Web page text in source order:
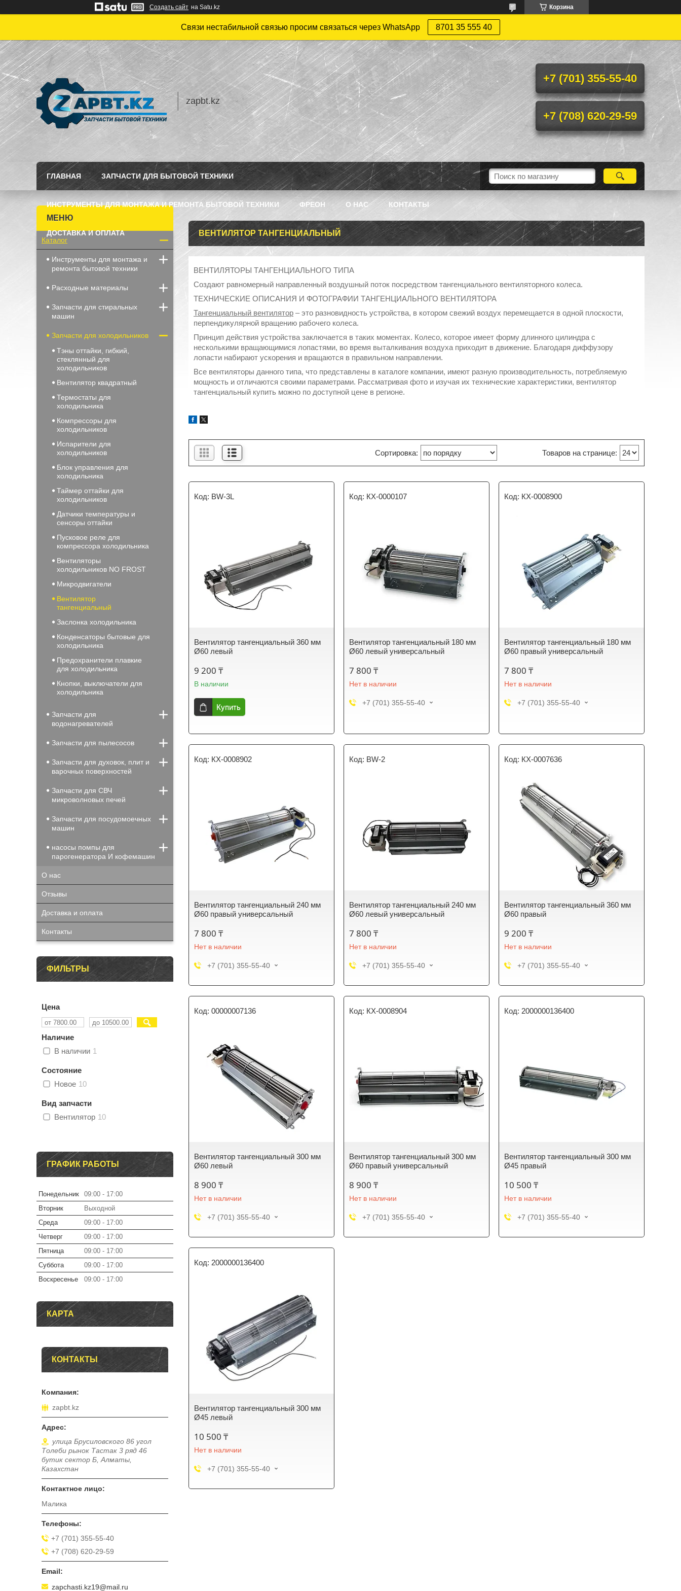
Создать сайт на Satu.kz Корзина
Связи нестабильной связью просим связаться через WhatsApp 8701 35 555 40
zapbt.kz
+7 (701) 355-55-40
+7 (708) 620-29-59
ГЛАВНАЯ ЗАПЧАСТИ ДЛЯ БЫТОВОЙ ТЕХНИКИ
ИНСТРУМЕНТЫ ДЛЯ МОНТАЖА И РЕМОНТА БЫТОВОЙ ТЕХНИКИ ФРЕОН О НАС КОНТАКТЫ
ДОСТАВКА И ОПЛАТА ВЕНТИЛЯТОР ТАНГЕНЦИАЛЬНЫЙ
ВЕНТИЛЯТОРЫ ТАНГЕНЦИАЛЬНОГО ТИПА
Создают равномерный направленный воздушный поток посредством тангенциального вентиляторного колеса.
ТЕХНИЧЕСКИЕ ОПИСАНИЯ И ФОТОГРАФИИ ТАНГЕНЦИАЛЬНОГО ВЕНТИЛЯТОРА
Тангенциальный вентилятор – это разновидность устройства, в котором свежий воздух перемещается в одной плоскости,
перпендикулярной вращению рабочего колеса.
Принцип действия устройства заключается в таких моментах. Колесо, которое имеет форму длинного цилиндра с
несколькими вращающимися лопастями, во время выталкивания воздуха приходит в движение. Благодаря диффузору
лопасти набирают ускорения и вращаются в правильном направлении.
Все вентиляторы данного типа, что представлены в каталоге компании, имеют разную производительность, потребляемую
мощность и отличаются своими параметрами. Рассматривая фото и изучая их технические характеристики, вентилятор
тангенциальный купить можно по доступной цене в регионе.
BW-3L
Вентилятор тангенциальный 360 мм
Ø60 левый
9 200 ₸
В наличии
Купить
КХ-0000107
Вентилятор тангенциальный 180 мм
Ø60 левый универсальный
7 800 ₸
Нет в наличии
+7 (701) 355-55-40
КХ-0008900
Вентилятор тангенциальный 180 мм
Ø60 правый универсальный
7 800 ₸
Нет в наличии
+7 (701) 355-55-40
КХ-0008902
Вентилятор тангенциальный 240 мм
Ø60 правый универсальный
7 800 ₸
Нет в наличии
+7 (701) 355-55-40
BW-2
Вентилятор тангенциальный 240 мм
Ø60 левый универсальный
7 800 ₸
Нет в наличии
+7 (701) 355-55-40
КХ-0007636
Вентилятор тангенциальный 360 мм
Ø60 правый
9 200 ₸
Нет в наличии
+7 (701) 355-55-40
00000007136
Вентилятор тангенциальный 300 мм
Ø60 левый
8 900 ₸
Нет в наличии
+7 (701) 355-55-40
КХ-0008904
Вентилятор тангенциальный 300 мм
Ø60 правый универсальный
8 900 ₸
Нет в наличии
+7 (701) 355-55-40
2000000136400
Вентилятор тангенциальный 300 мм
Ø45 правый
10 500 ₸
Нет в наличии
+7 (701) 355-55-40
2000000136400
Вентилятор тангенциальный 300 мм
Ø45 левый
10 500 ₸
Нет в наличии
+7 (701) 355-55-40
Каталог
Инструменты для монтажа и
ремонта бытовой техники
Расходные материалы
Запчасти для стиральных
машин
Запчасти для холодильников
Тэны оттайки, гибкий,
стеклянный для
холодильников
Вентилятор квадратный
Термостаты для
холодильника
Компрессоры для
холодильников
Испарители для
холодильников
Блок управления для
холодильника
Таймер оттайки для
холодильников
Датчики температуры и
сенсоры оттайки
Пусковое реле для
компрессора холодильника
Вентиляторы
холодильников NO FROST
Микродвигатели
Вентилятор
тангенциальный
Заслонка холодильника
Конденсаторы бытовые для
холодильника
Предохранители плавкие
для холодильника
Кнопки, выключатели для
холодильника
Запчасти для
водонагревателей
Запчасти для пылесосов
Запчасти для духовок, плит и
варочных поверхностей
Запчасти для СВЧ
микроволновых печей
Запчасти для посудомоечных
машин
насосы помпы для
парогенератора И кофемашин
О нас
Отзывы
Доставка и оплата
Контакты
ФИЛЬТРЫ
Цена
Наличие
В наличии 1
Состояние
Новое 10
Вид запчасти
Вентилятор 10
ГРАФИК РАБОТЫ
Понедельник 09:00
17:00
Вторник
Выходной
Среда
09:00
17:00
Четверг
09:00
17:00
Пятница
09:00
17:00
Суббота
09:00
17:00
Воскресенье
09:00 17:00
КАРТА
КОНТАКТЫ
zapbt.kz
улица Брусиловского 86 угол
Толеби рынок Тастак 3 ряд 46
бутик сектор Б, Алматы,
Казахстан
Малика
+7 (701) 355-55-40
+7 (708) 620-29-59
zapchasti.kz19@mail.ru